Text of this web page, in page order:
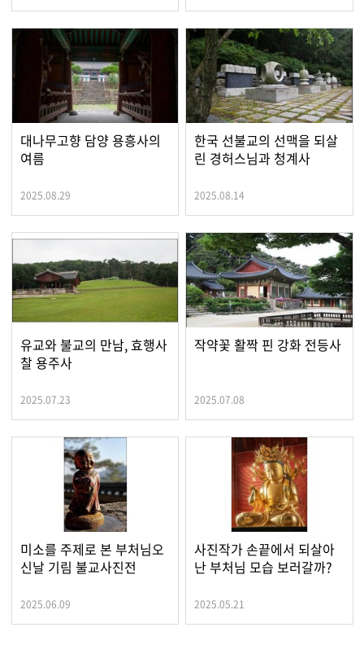
대나무고향 담양 용흥사의
여름
2025.08.29
한국 선불교의 선맥을 되살
린 경허스님과 청계사
2025.08.14
유교와 불교의 만남, 효행사
찰 용주사
2025.07.23
작약꽃 활짝 핀 강화 전등사
2025.07.08
미소를 주제로 본 부처님오
신날 기림 불교사진전
2025.06.09
사진작가 손끝에서 되살아
난 부처님 모습 보러갈까?
2025.05.21